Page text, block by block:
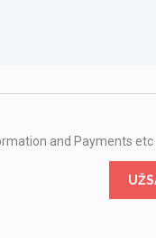
and Payments etc